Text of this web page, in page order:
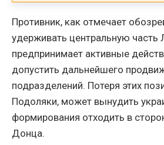
Противник, как отмечает
удерживать центральную часть
предпринимает активные
допустить дальнейшего
подразделений. Потеря этих
Подоляки, может вынудить
формирования отходить в
Донца.